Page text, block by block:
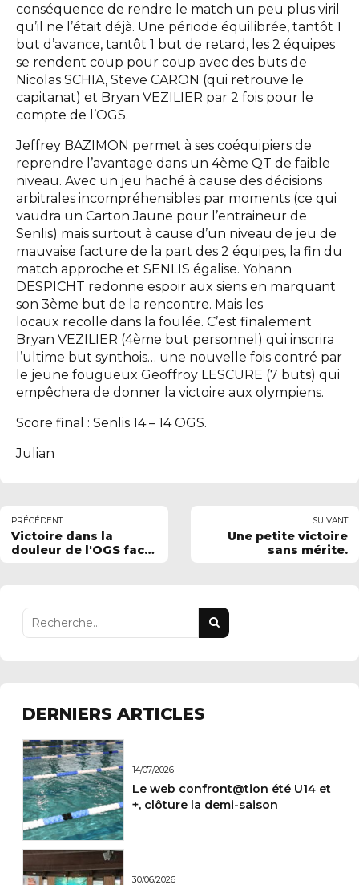
conséquence de rendre le match un peu plus viril
qu’il ne l’était déjà. Une période équilibrée, tantôt 1
but d’avance, tantôt 1 but de retard, les 2 équipes
se rendent coup pour coup avec des buts de
Nicolas SCHIA, Steve CARON (qui retrouve le
capitanat) et Bryan VEZILIER par 2 fois pour le
compte de l’OGS.
Jeffrey BAZIMON permet à ses coéquipiers de
reprendre l’avantage dans un 4ème QT de faible
niveau. Avec un jeu haché à cause des décisions
arbitrales incompréhensibles par moments (ce qui
vaudra un Carton Jaune pour l’entraineur de
Senlis) mais surtout à cause d’un niveau de jeu de
mauvaise facture de la part des 2 équipes, la fin du
match approche et SENLIS égalise. Yohann
DESPICHT redonne espoir aux siens en marquant
son 3ème but de la rencontre. Mais les
locaux recolle dans la foulée. C’est finalement
Bryan VEZILIER (4ème but personnel) qui inscrira
l’ultime but synthois… une nouvelle fois contré par
le jeune fougueux Geoffroy LESCURE (7 buts) qui
empêchera de donner la victoire aux olympiens.
Score final : Senlis 14 – 14 OGS.
Julian
PRÉCÉDENT
Victoire dans la
douleur de l'OGS face
SUIVANT
Une petite victoire
sans mérite.
DERNIERS ARTICLES
14/07/2026
Le web confront@tion été U14 et
+, clôture la demi-saison
30/06/2026